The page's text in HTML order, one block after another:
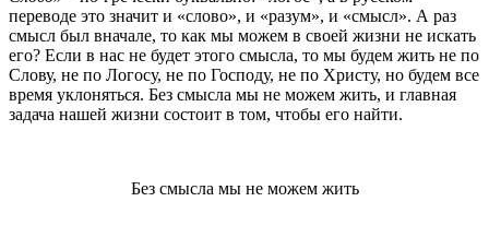
переводе это значит и «слово», и «разум», и «смысл». А раз
смысл был вначале, то как мы можем в своей жизни не искать
его? Если в нас не будет этого смысла, то мы будем жить не по
Слову, не по Логосу, не по Господу, не по Христу, но будем все
время уклоняться. Без смысла мы не можем жить, и главная
задача нашей жизни состоит в том, чтобы его найти.
Без смысла мы не можем жить